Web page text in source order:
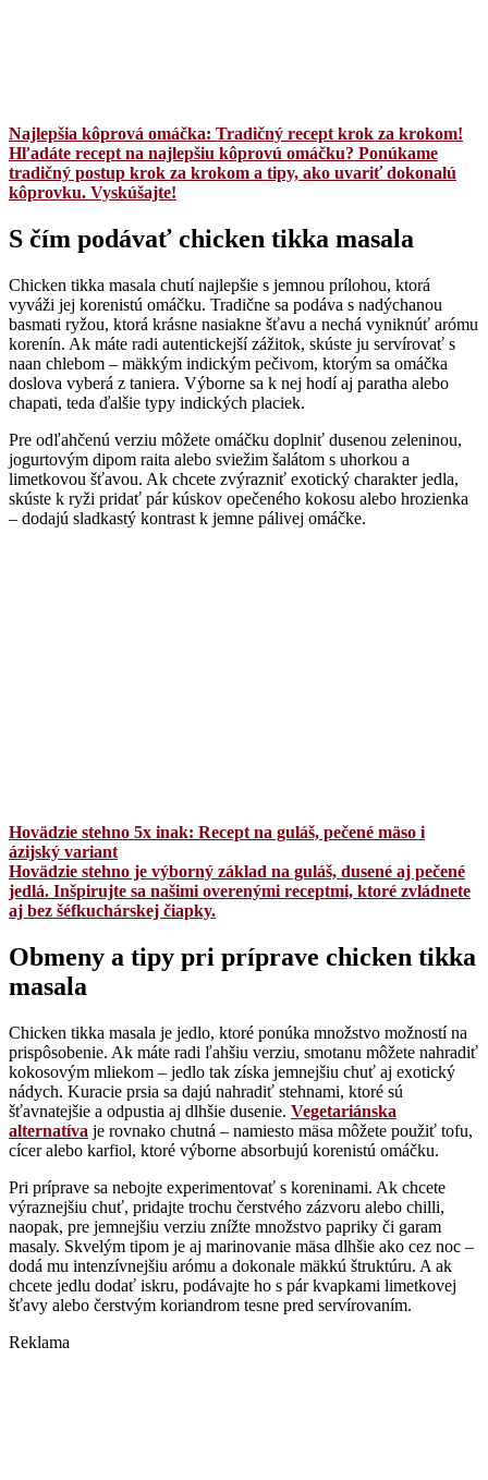
Najlepšia kôprová omáčka: Tradičný recept krok za krokom!
Hľadáte recept na najlepšiu kôprovú omáčku? Ponúkame
tradičný postup krok za krokom a tipy, ako uvariť dokonalú
kôprovku. Vyskúšajte!
S čím podávať chicken tikka masala
Chicken tikka masala chutí najlepšie s jemnou prílohou, ktorá
vyváži jej korenistú omáčku. Tradične sa podáva s nadýchanou
basmati ryžou, ktorá krásne nasiakne šťavu a nechá vyniknúť arómu
korenín. Ak máte radi autentickejší zážitok, skúste ju servírovať s
naan chlebom – mäkkým indickým pečivom, ktorým sa omáčka
doslova vyberá z taniera. Výborne sa k nej hodí aj paratha alebo
chapati, teda ďalšie typy indických placiek.
Pre odľahčenú verziu môžete omáčku doplniť dusenou zeleninou,
jogurtovým dipom raita alebo sviežim šalátom s uhorkou a
limetkovou šťavou. Ak chcete zvýrazniť exotický charakter jedla,
skúste k ryži pridať pár kúskov opečeného kokosu alebo hrozienka
– dodajú sladkastý kontrast k jemne pálivej omáčke.
Hovädzie stehno 5x inak: Recept na guláš, pečené mäso i
ázijský variant
Hovädzie stehno je výborný základ na guláš, dusené aj pečené
jedlá. Inšpirujte sa našimi overenými receptmi, ktoré zvládnete
aj bez šéfkuchárskej čiapky.
Obmeny a tipy pri príprave chicken tikka
masala
Chicken tikka masala je jedlo, ktoré ponúka množstvo možností na
prispôsobenie. Ak máte radi ľahšiu verziu, smotanu môžete nahradiť
kokosovým mliekom – jedlo tak získa jemnejšiu chuť aj exotický
nádych. Kuracie prsia sa dajú nahradiť stehnami, ktoré sú
šťavnatejšie a odpustia aj dlhšie dusenie. Vegetariánska
alternatíva je rovnako chutná – namiesto mäsa môžete použiť tofu,
cícer alebo karfiol, ktoré výborne absorbujú korenistú omáčku.
Pri príprave sa nebojte experimentovať s koreninami. Ak chcete
výraznejšiu chuť, pridajte trochu čerstvého zázvoru alebo chilli,
naopak, pre jemnejšiu verziu znížte množstvo papriky či garam
masaly. Skvelým tipom je aj marinovanie mäsa dlhšie ako cez noc –
dodá mu intenzívnejšiu arómu a dokonale mäkkú štruktúru. A ak
chcete jedlu dodať iskru, podávajte ho s pár kvapkami limetkovej
šťavy alebo čerstvým koriandrom tesne pred servírovaním.
Reklama